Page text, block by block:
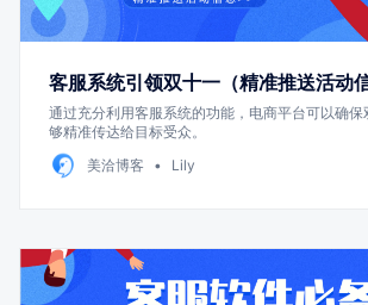
客服系统引领双十一（精准推送活动信
通过充分利用客服系统的功能，电商平台可以确保
够精准传达给目标受众。
美洽博客
Lily